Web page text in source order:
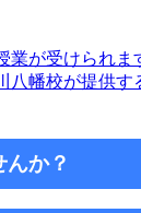
業が受けられま
幡校が提供す
か？